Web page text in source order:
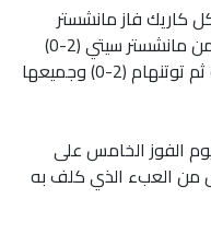
كاريك فاز مانشستر
يونايتد في 4 مباريات متتالية على كل من مانشستر سيتي (2-0)
وأرسنال (3-2) وفولهام بنفس النتيجة ثم توتنهام (2-0) وجميعها
الفوز الخامس على
من العبء الذي كلف به